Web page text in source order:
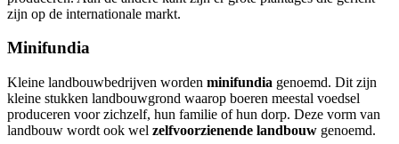
zijn op de internationale markt.
Minifundia
Kleine landbouwbedrijven worden minifundia genoemd. Dit zijn
kleine stukken landbouwgrond waarop boeren meestal voedsel
produceren voor zichzelf, hun familie of hun dorp. Deze vorm van
landbouw wordt ook wel zelfvoorzienende landbouw genoemd.